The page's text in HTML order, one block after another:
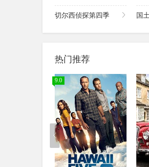
切尔西侦探第四季 国
热门推荐
9.0